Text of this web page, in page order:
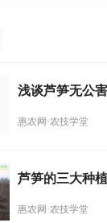
浅谈芦笋无公
惠农网·农技学堂
芦笋的三大种
惠农网·农技学堂